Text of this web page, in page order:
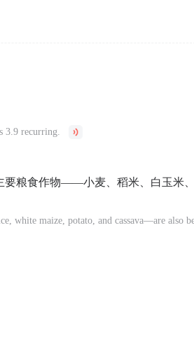
3.9 recurring.
要粮食作物——小麦、稻米、白玉米
white maize, potato, and cassava—are also